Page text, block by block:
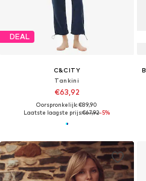
DEAL
C&CITY
Tankini
€63,92
Oorspronkelijk: €89,90
Laatste laagste prijs:€67,92-5%